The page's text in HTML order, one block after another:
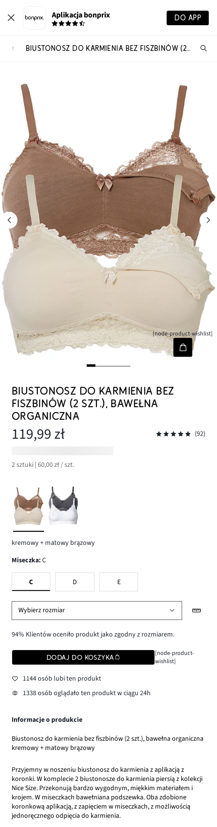
Aplikacja bonprix DO APP
BIUSTONOSZ DO KARMIENIA BEZ FISZBINÓW (2 SZT.), BAWEŁNA ORGANICZNA
[node-product-wishlist]
BIUSTONOSZ DO KARMIENIA BEZ
FISZBINÓW (2 SZT.), BAWEŁNA
ORGANICZNA
119,99 zł (92)
2 sztuki | 60,00 zł / szt.
kremowy + matowy brązowy
Miseczka:C
C D E
Wybierz rozmiar
94% Klientów oceniło produkt jako zgodny z rozmiarem.
DODAJ DO KOSZYKA
[node-product-
wishlist]
1144 osób lubi ten produkt
1338 osób oglądało ten produkt w ciągu 24h
Informacje o produkcie
Biustonosz do karmienia bez fiszbinów (2 szt.), bawełna organiczna
kremowy + matowy brązowy
Przyjemny w noszeniu biustonosz do karmienia z aplikacją z
koronki. W komplecie 2 biustonosze do karmienia piersią z kolekcji
Nice Size. Przekonują bardzo wygodnym, miękkim materiałem i
krojem. W miseczkach bawełniana podszewka. Oba zdobione
koronkową aplikacją, z zapięciem w miseczkach, z możliwością
jednoręcznego odpięcia do karmienia.